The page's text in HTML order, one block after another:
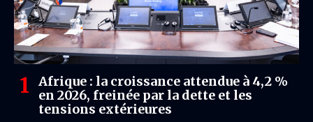
Afrique : la croissance attendue à 4,2 %
en 2026, freinée par la dette et les
tensions extérieures